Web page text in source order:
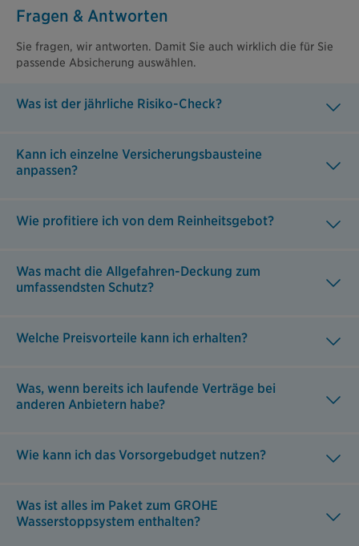
Fragen & Antworten
Sie fragen, wir antworten. Damit Sie auch wirklich die für Sie
passende Absicherung auswählen.
Was ist der jährliche Risiko-Check?
Kann ich einzelne Versicherungsbausteine
anpassen?
Wie profitiere ich von dem Reinheitsgebot?
Was macht die Allgefahren-Deckung zum
umfassendsten Schutz?
Welche Preisvorteile kann ich erhalten?
Was, wenn bereits ich laufende Verträge bei
anderen Anbietern habe?
Wie kann ich das Vorsorgebudget nutzen?
Was ist alles im Paket zum GROHE
Wasserstoppsystem enthalten?